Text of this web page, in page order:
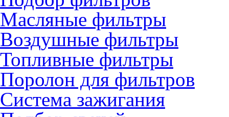
Масляные фильтры
Воздушные фильтры
Топливные фильтры
Поролон для фильтров
Система зажигания